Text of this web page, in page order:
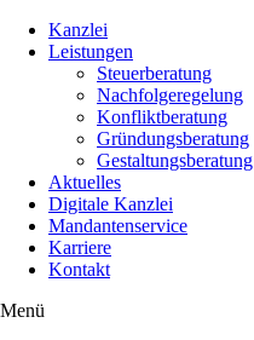
Kanzlei
Leistungen
Steuerberatung
Nachfolgeregelung
Konfliktberatung
Gründungsberatung
Gestaltungsberatung
Aktuelles
Digitale Kanzlei
Mandantenservice
Karriere
Kontakt
Menü